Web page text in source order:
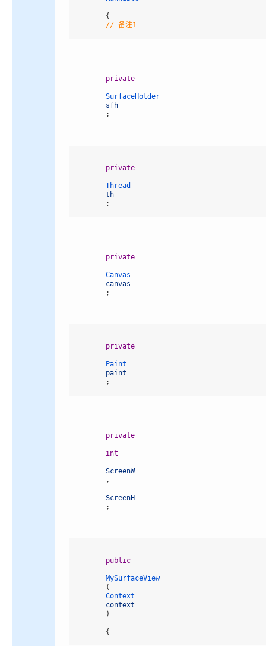
{
// 备注1
private
SurfaceHolder
sfh
;
private
Thread
th
;
private
Canvas
canvas
;
private
Paint
paint
;
private
int
ScreenW
,
ScreenH
;
public
MySurfaceView
(
Context
context
)
{